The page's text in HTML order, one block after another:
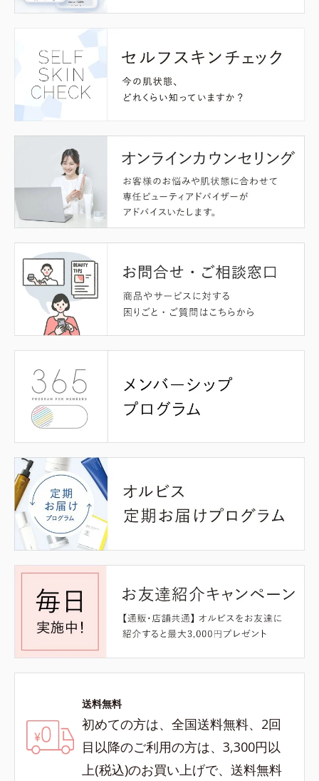
送料無料
初めての方は、全国送料無料、2回
目以降のご利用の方は、3,300円以
上(税込)のお買い上げで、送料無料